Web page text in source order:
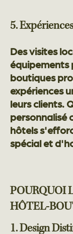
5.
Des visites
équipements
boutiques
expériences
leurs clients.
personnalisé
hôtels
spécial et
POURQUOI
HÔTEL-
1. Design